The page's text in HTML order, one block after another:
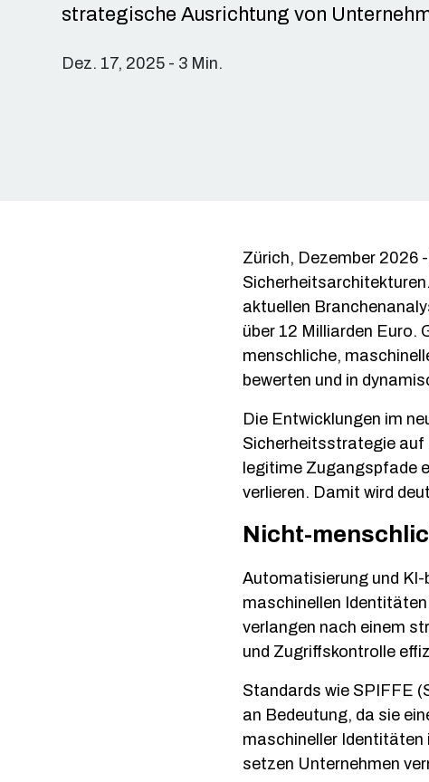
strategische Ausrichtung von
Dez. 17, 2025 - 3 Min.
Zürich, Dezember 2026 -
aktuellen
über 12 Milliarden Euro.
menschliche,
bewerten und in
Die Entwicklungen im
Sicherheitsstrategie auf
legitime Zugangspfade
verlieren. Damit wird
Nicht-
Automatisierung und
maschinellen
verlangen nach einem
und Zugriffskontrolle
Standards wie SPIFFE
an Bedeutung, da sie
maschineller Identitäten
setzen Unternehmen